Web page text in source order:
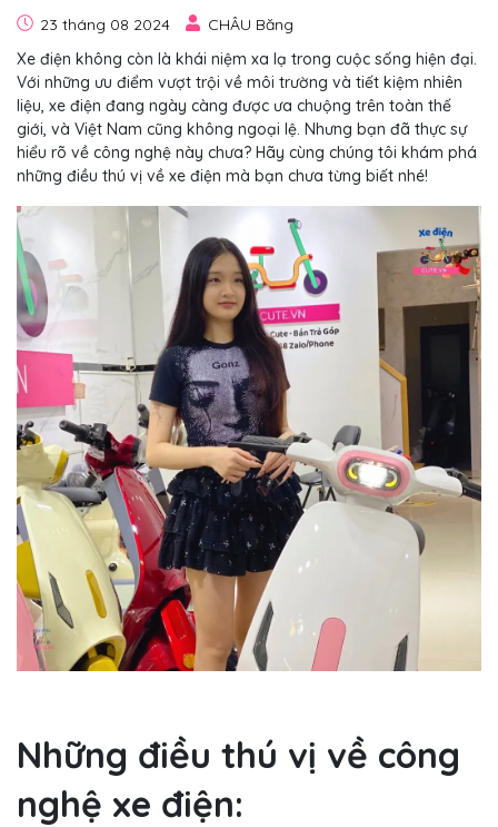
23 tháng 08 2024
CHÂU Băng
Xe điện không còn là khái niệm xa lạ trong cuộc sống hiện đại.
Với những ưu điểm vượt trội về môi trường và tiết kiệm nhiên
liệu, xe điện đang ngày càng được ưa chuộng trên toàn thế
giới, và Việt Nam cũng không ngoại lệ. Nhưng bạn đã thực sự
hiểu rõ về công nghệ này chưa? Hãy cùng chúng tôi khám phá
những điều thú vị về xe điện mà bạn chưa từng biết nhé!
Những điều thú vị về công
nghệ xe điện: